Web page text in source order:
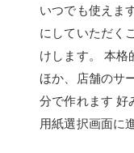
いつでも使えま
にしていただく
けします。 本格
ほか、店舗のサ
分で作れます 好
用紙選択画面に